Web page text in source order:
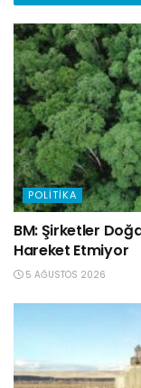
POLITIKA
BM: Şirketler
Hareket Etmiyor
5 AĞUSTOS 2026